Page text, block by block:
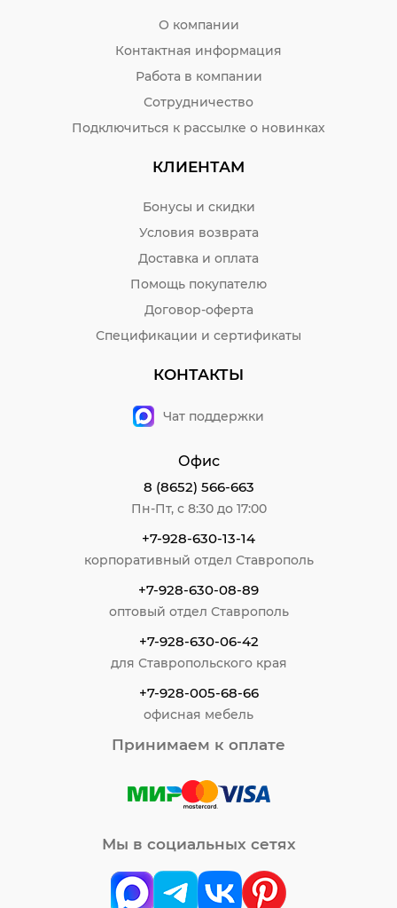
О компании
Контактная информация
Работа в компании
Сотрудничество
Подключиться к рассылке о новинках
КЛИЕНТАМ
Бонусы и скидки
Условия возврата
Доставка и оплата
Помощь покупателю
Договор-оферта
Спецификации и сертификаты
КОНТАКТЫ
Чат поддержки
Офис
8 (8652) 566-663
Пн-Пт, с 8:30 до 17:00
+7-928-630-13-14
корпоративный отдел Ставрополь
+7-928-630-08-89
оптовый отдел Ставрополь
+7-928-630-06-42
для Ставропольского края
+7-928-005-68-66
офисная мебель
Принимаем к оплате
Мы в социальных сетях